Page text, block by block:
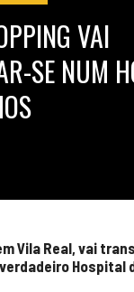
VAI
SE NUM
Vila Real, vai
Hospital